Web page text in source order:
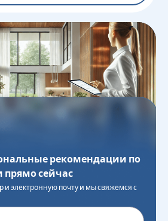
рекомендации по
сейчас
электронную почту и мы свяжемся с